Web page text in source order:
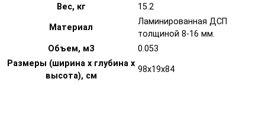
Вес, кг
15.2
Материал
Ламинированная ДСП
толщиной 8-16 мм.
Объем, м3
0.053
Размеры (ширина х глубина х
высота), см
98х19х84